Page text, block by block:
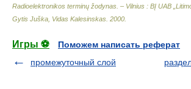
Radioelektronikos terminų žodynas. – Vilnius : BĮ UAB
Gytis Juška, Vidas Kalesinskas 2000
Игры ⚽
Поможем написать реферат
промежуточный слой